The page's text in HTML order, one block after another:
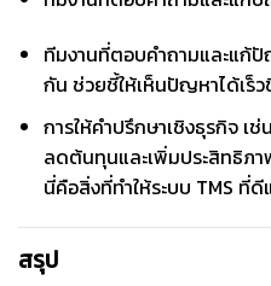
ทีมงานที่ตอบคำถามและแก้ปั
กัน ช่วยชี้ให้เห็นปัญหาได้เร็
การให้คำปรึกษาเชิงธุรกิจ เ
ลดต้นทุนและเพิ่มประสิทธิภา
นี่คือสิ่งที่ทำให้ระบบ TMS ที่
สรุป